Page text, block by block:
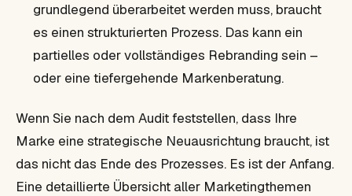
grundlegend überarbeitet werden muss, braucht
es einen strukturierten Prozess. Das kann ein
partielles oder vollständiges Rebranding sein –
oder eine tiefergehende Markenberatung.
Wenn Sie nach dem Audit feststellen, dass Ihre
Marke eine strategische Neuausrichtung braucht, ist
das nicht das Ende des Prozesses. Es ist der Anfang.
Eine detaillierte Übersicht aller Marketingthemen